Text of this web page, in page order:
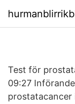
Test för
09:27
prostatacancer